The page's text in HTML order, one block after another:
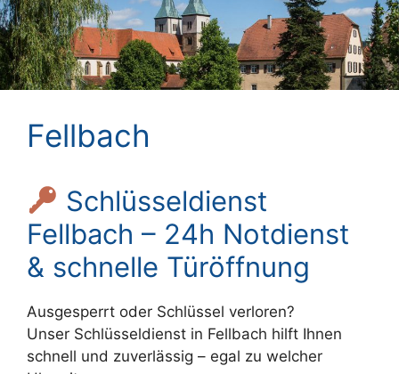
Fellbach
Schlüsseldienst
Fellbach – 24h Notdienst
& schnelle Türöffnung
Ausgesperrt oder Schlüssel verloren?
Unser Schlüsseldienst in Fellbach hilft Ihnen
schnell und zuverlässig – egal zu welcher